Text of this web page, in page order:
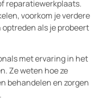
reparatiewerkplaats.
voorkom je verdere
als je probeert
met ervaring in het
Ze weten hoe ze
behandelen en zorgen